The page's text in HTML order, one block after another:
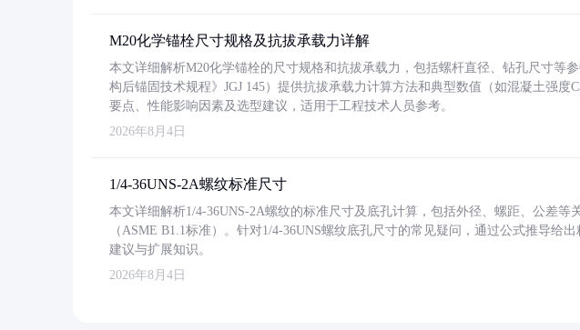
M20化学锚栓尺寸规格及抗拔承载力详解
本文详细解析M20化学锚栓的尺寸规格和抗拔承载力，包括螺杆直径、钻孔尺寸等
构后锚固技术规程》JGJ 145）提供抗拔承载力计算方法和典型数值（如混凝土强度
要点、性能影响因素及选型建议，适用于工程技术人员参考。
2026年8月4日
1/4-36UNS-2A螺纹标准尺寸
本文详细解析1/4-36UNS-2A螺纹的标准尺寸及底孔计算，包括外径、螺距、公差等
（ASME B1.1标准）。针对1/4-36UNS螺纹底孔尺寸的常见疑问，通过公式推导给
建议与扩展知识。
2026年8月4日